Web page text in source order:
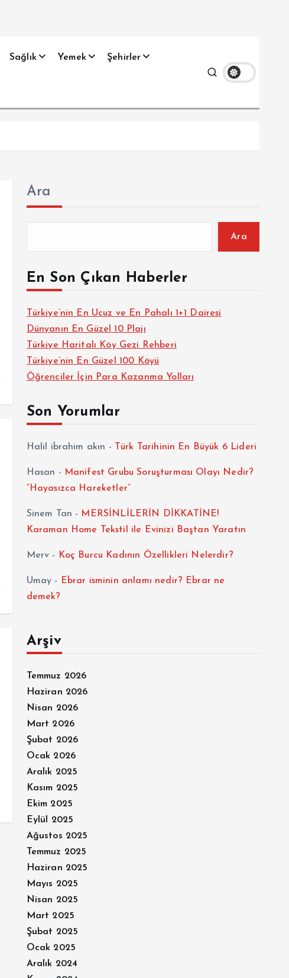
Sağlık Yemek Şehirler
Ara
Ara
En Son Çıkan Haberler
Türkiye’nin En Ucuz ve En Pahalı 1+1 Dairesi
Dünyanın En Güzel 10 Plajı
Türkiye Haritalı Köy Gezi Rehberi
Türkiye’nin En Güzel 100 Köyü
Öğrenciler İçin Para Kazanma Yolları
Son Yorumlar
Halil ibrahim akın - Türk Tarihinin En Büyük 6 Lideri
Hasan - Manifest Grubu Soruşturması Olayı Nedir?
“Hayasızca Hareketler”
Sinem Tan - MERSİNLİLERİN DİKKATİNE!
Karaman Home Tekstil ile Evinizi Baştan Yaratın
Merv - Koç Burcu Kadının Özellikleri Nelerdir?
Umay -
Ebrar isminin anlamı nedir? Ebrar ne
demek?
Arşiv
Temmuz 2026
Haziran 2026
Nisan 2026
Mart 2026
Şubat 2026
Ocak 2026
Aralık 2025
Kasım 2025
Ekim 2025
Eylül 2025
Ağustos 2025
Temmuz 2025
Haziran 2025
Mayıs 2025
Nisan 2025
Mart 2025
Şubat 2025
Ocak 2025
Aralık 2024